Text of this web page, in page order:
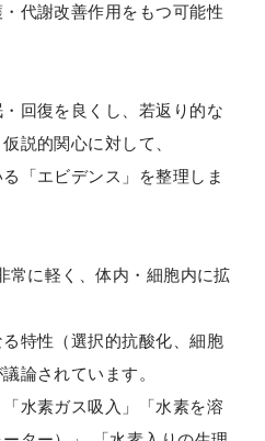
代謝改善作用をもつ可能性
回復を良くし、若返り的な
説的関心に対して、
「エビデンス」を整理しま
常に軽く、体内・細胞内に拡
特性（選択的抗酸化、細胞
論されています。
水素ガス吸入」「水素を溶